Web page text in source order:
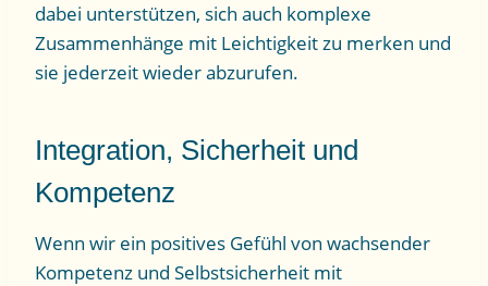
dabei unterstützen, sich auch komplexe
Zusammenhänge mit Leichtigkeit zu merken und
sie jederzeit wieder abzurufen.
Integration, Sicherheit und
Kompetenz
Wenn wir ein positives Gefühl von wachsender
Kompetenz und Selbstsicherheit mit